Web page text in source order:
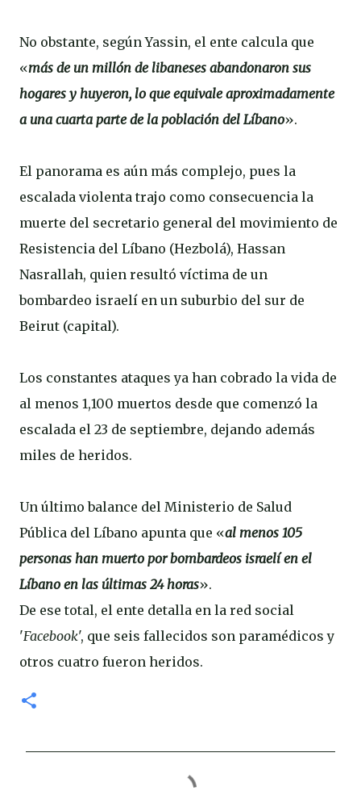
No obstante, según Yassin, el ente calcula que
«más de un millón de libaneses abandonaron sus
hogares y huyeron, lo que equivale aproximadamente
a una cuarta parte de la población del Líbano».
El panorama es aún más complejo, pues la
escalada violenta trajo como consecuencia la
muerte del secretario general del movimiento de
Resistencia del Líbano (Hezbolá), Hassan
Nasrallah, quien resultó víctima de un
bombardeo israelí en un suburbio del sur de
Beirut (capital).
Los constantes ataques ya han cobrado la vida de
al menos 1,100 muertos desde que comenzó la
escalada el 23 de septiembre, dejando además
miles de heridos.
Un último balance del Ministerio de Salud
Pública del Líbano apunta que «al menos 105
personas han muerto por bombardeos israelí en el
Líbano en las últimas 24 horas».
De ese total, el ente detalla en la red social
'Facebook', que seis fallecidos son paramédicos y
otros cuatro fueron heridos.